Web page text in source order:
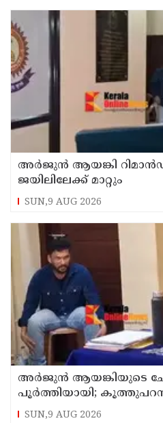
അര്‍ജുന്‍ ആയങ്കി
ജയിലിലേക്ക് മാറ്റും
SUN,9 AUG 2026
അര്‍ജുന്‍ ആയങ്കിയുടെ
പൂര്‍ത്തിയായി; കൂത്തുപറമ്പ്
മുൻപില്‍ ഹാജരാക്കും
SUN,9 AUG 2026